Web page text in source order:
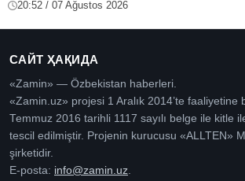
20:52 / 07 Ağustos 2026
САЙТ ҲАҚИДА
«Zamin» — Özbekistan haberleri.
«Zamin.uz» projesi 1 Aralık 2014’te faaliyetine
Temmuz 2016 tarihli 1117 sayılı belge ile kitle
tescil edilmiştir. Projenin kurucusu «ALLTEN»
şirketidir.
E-posta: info@zamin.uz.